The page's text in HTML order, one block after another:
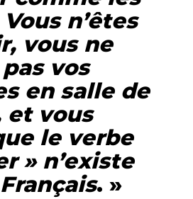
n’êtes
vous ne
vos
en salle de
et vous
le verbe
» n’existe
. »